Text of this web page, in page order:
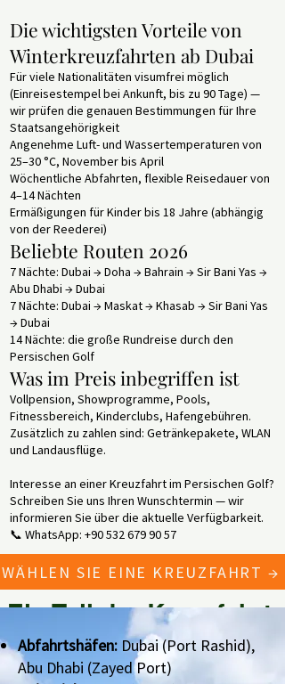
Die wichtigsten Vorteile von
Winterkreuzfahrten ab Dubai
Für viele Nationalitäten visumfrei möglich
(Einreisestempel bei Ankunft, bis zu 90 Tage) —
wir prüfen die genauen Bestimmungen für Ihre
Staatsangehörigkeit
Angenehme Luft- und Wassertemperaturen von
25–30 °C, November bis April
Wöchentliche Abfahrten, flexible Reisedauer von
4–14 Nächten
Ermäßigungen für Kinder bis 18 Jahre (abhängig
von der Reederei)
Beliebte Routen 2026
7 Nächte: Dubai → Doha → Bahrain → Sir Bani Yas →
Abu Dhabi → Dubai
7 Nächte: Dubai → Maskat → Khasab → Sir Bani Yas
→ Dubai
14 Nächte: die große Rundreise durch den
Persischen Golf
Was im Preis inbegriffen ist
Vollpension, Showprogramme, Pools,
Fitnessbereich, Kinderclubs, Hafengebühren.
Zusätzlich zu zahlen sind: Getränkepakete, WLAN
und Landausflüge.
Interesse an einer Kreuzfahrt im Persischen Golf?
Schreiben Sie uns Ihren Wunschtermin — wir
informieren Sie über die aktuelle Verfügbarkeit.
📞 WhatsApp: +90 532 679 90 57
WÄHLEN SIE EINE KREUZFAHRT →
Ein Teil der
Abfahrtshäfen: Dubai (Port Rashid),
Abu Dhabi (Zayed Port)